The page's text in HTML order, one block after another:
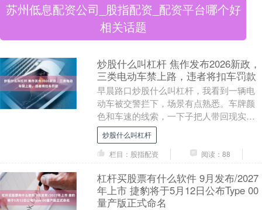
苏州低息配资公司_股指配资_配资平台哪个好
相关话题
炒股什么叫杠杆 焦作发布2026新政，
三类电动车禁上路，违者将扣车罚款
早晨路口炒股什么叫杠杆，我看到一辆电
动车被交警拦下，场景有点熟悉。车牌颜
色和车速的线索，一下子把人带回现实。
过渡期到期的非标临时号牌电动车到了
2026年5月3....
炒股什么叫杠杆
栏目：股指配资
阅读：88
杠杆买股票有什么软件 9月发布/2027
年上市 捷豹将于5月12日公布Type 00
量产版正式命名